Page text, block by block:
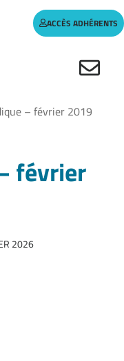
ACCÈS ADHÉRENTS
– février 2019
février
2026